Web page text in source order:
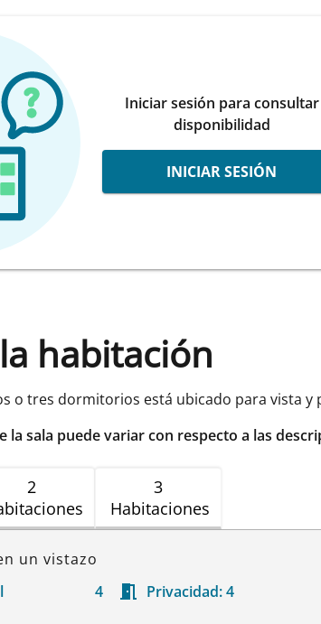
Iniciar sesión para consultar
disponibilidad
INICIAR SESIÓN
habitación
o tres dormitorios está ubicado para vista
la sala puede variar con respecto a las
2
3
Habitaciones
un vistazo
4 Privacidad: 4